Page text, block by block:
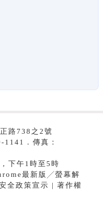
路738之2號
．傳真：
下午1時至5時
最新版╱螢幕解
全政策宣示 | 著作權